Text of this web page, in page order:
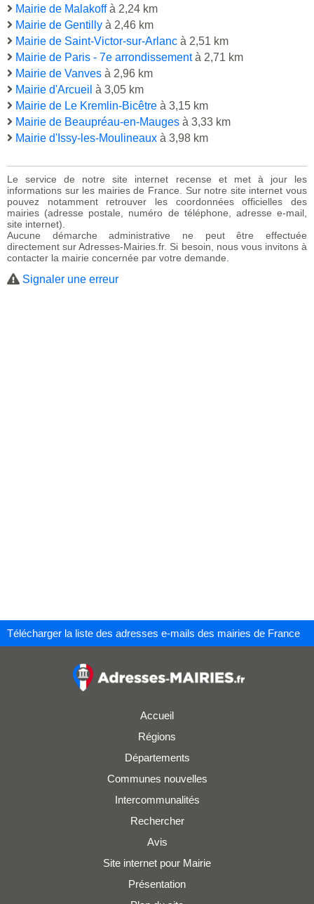
Mairie de Malakoffà 2,24 km
Mairie de Gentilly à 2,46 km
Mairie de Saint-Victor-sur-Arlanc à 2,51 km
Mairie de Paris - 7e arrondissementà 2,71 km
Mairie de Vanves à 2,96 km
Mairie d'Arcueil à 3,05 km
Mairie de Le Kremlin-Bicêtre à 3,15 km
Mairie de Beaupréau-en-Mauges à 3,33 km
Mairie d'Issy-les-Moulineaux à 3,98 km
Le service de notre site internet recense et met à jour les
informations sur les mairies de France. Sur notre site internet vous
pouvez notamment retrouver les coordonnées officielles des
mairies (adresse postale, numéro de téléphone, adresse e-mail,
site internet).
Aucune démarche administrative ne peut être effectuée
directement sur Adresses-Mairies.fr. Si besoin, nous vous invitons à
contacter la mairie concernée par votre demande.
Signaler une erreur
Télécharger la liste des adresses e-mails des mairies de France
Accueil
Régions
Départements
Communes nouvelles
Intercommunalités
Rechercher
Avis
Site internet pour Mairie
Présentation